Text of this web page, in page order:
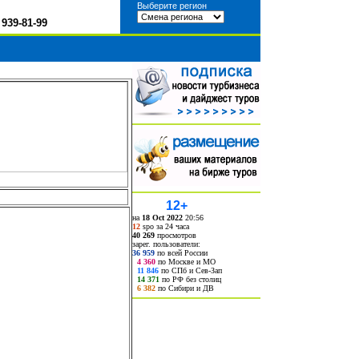
939-81-99
Выберите регион
12+
на 18 Oct 2022 20:56
12spo за 24 часа
40 269просмотров
зарег. пользователи:
36 959по всей России
4 360по Москве и МО
11 846по СПб и Сев-Зап
14 371 по РФ без столиц
6 382по Сибири и ДВ